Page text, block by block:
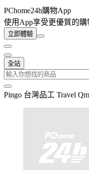
PChome24h購物App
使用App享受更優質的購
立即體驗
全站
Pingo 台灣品工 Travel